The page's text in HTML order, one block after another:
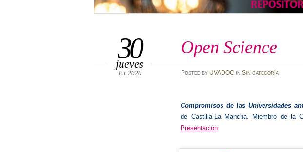
Open Science
30
jueves
Jul 2020 Posted by UVADOC in Sin categoría
Compromisos de las Universidades
de Castilla-La Mancha. Miembro de la
Presentación